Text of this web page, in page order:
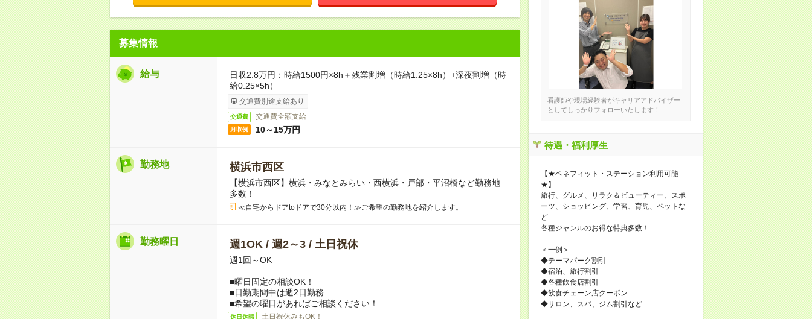
募集情報
給与
日収2.8万円：時給1500円×8h＋残業割増（時給1.25×8h）+深夜割増（時
給0.25×5h）
交通費別途支給あり
交通費 交通費全額支給
月収例 10～15万円
勤務地 横浜市西区
【横浜市西区】横浜・みなとみらい・西横浜・戸部・平沼橋など勤務地
多数！
≪自宅からドアtoドアで30分以内！≫ご希望の勤務地を紹介します。
勤務曜日 週1OK / 週2～3 / 土日祝休
週1回～OK
■曜日固定の相談OK！
■日勤期間中は週2日勤務
■希望の曜日があればご相談ください！
休日休暇
土日祝休みもOK！
看護師や現場経験者がキャリアアドバイザー
としてしっかりフォローいたします！
待遇・福利厚生
【★ベネフィット・ステーション利用可能
★】
旅行、グルメ、リラク＆ビューティー、スポ
ーツ、ショッピング、学習、育児、ペットな
ど
各種ジャンルのお得な特典多数！
＜一例＞
◆テーマパーク割引
◆宿泊、旅行割引
◆各種飲食店割引
◆飲食チェーン店クーポン
◆サロン、スパ、ジム割引など